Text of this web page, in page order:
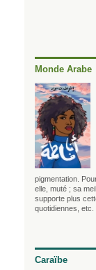
Monde Arabe
pigmentation.
elle, muté ; sa
supporte plus
quotidiennes, etc.
Caraïbe